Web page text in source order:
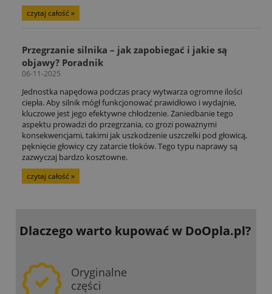
czytaj całość »
Przegrzanie silnika – jak zapobiegać i jakie są
objawy? Poradnik
06-11-2025
Jednostka napędowa podczas pracy wytwarza ogromne ilości
ciepła. Aby silnik mógł funkcjonować prawidłowo i wydajnie,
kluczowe jest jego efektywne chłodzenie. Zaniedbanie tego
aspektu prowadzi do przegrzania, co grozi poważnymi
konsekwencjami, takimi jak uszkodzenie uszczelki pod głowicą,
pęknięcie głowicy czy zatarcie tłoków. Tego typu naprawy są
zazwyczaj bardzo kosztowne.
czytaj całość »
Dlaczego warto kupowaćw DoOpla.pl?
Oryginalne
części